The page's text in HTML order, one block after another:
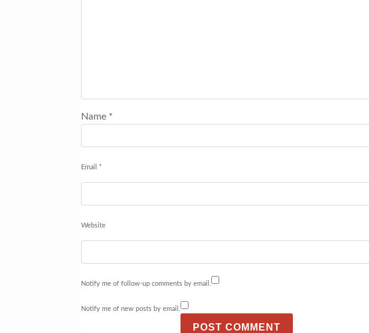
Name *
Email *
Website
Notify me of follow-up comments by email.
Notify me of new posts by email.